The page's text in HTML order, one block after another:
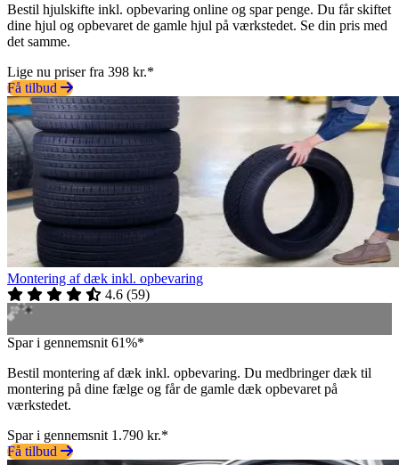
Bestil hjulskifte inkl. opbevaring online og spar penge. Du får skiftet
dine hjul og opbevaret de gamle hjul på værkstedet. Se din pris med
det samme.
Lige nu priser fra 398 kr.*
Få tilbud
Montering af dæk inkl. opbevaring
4.6 (59)
Spar i gennemsnit 61%*
Bestil montering af dæk inkl. opbevaring. Du medbringer dæk til
montering på dine fælge og får de gamle dæk opbevaret på
værkstedet.
Spar i gennemsnit 1.790 kr.*
Få tilbud